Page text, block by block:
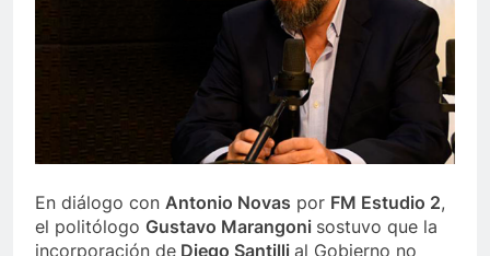
En diálogo con Antonio Novas por FM Estudio 2,
el politólogo Gustavo Marangoni sostuvo que la
incorporación de Diego Santilli al Gobierno no